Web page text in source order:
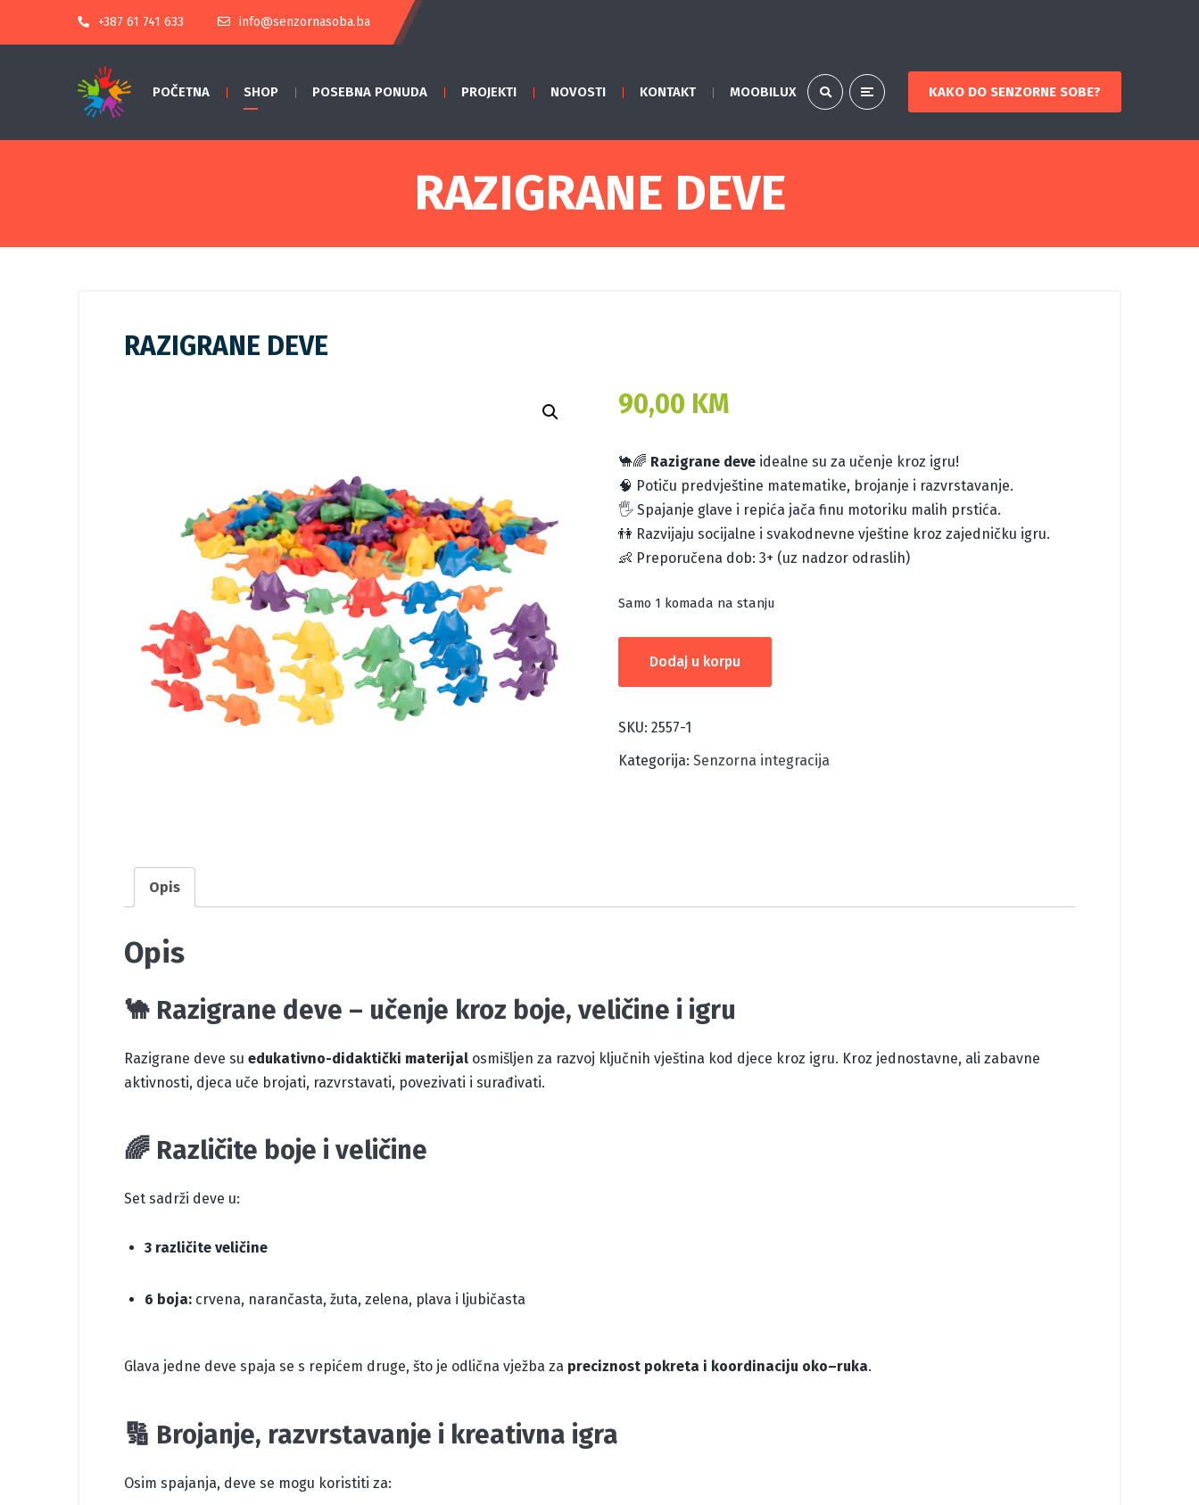
+387 61 741 633 info@senzornasoba.ba
KAKO DO SENZORNE SOBE?
POČETNA SHOP POSEBNA PONUDA PROJEKTI NOVOSTI KONTAKT MOOBILUX
RAZIGRANE DEVE
RAZIGRANE DEVE
90,00 KM
🐪🌈 Razigrane deve idealne su za učenje kroz igru!
🧠 Potiču predvještine matematike, brojanje i razvrstavanje.
🖐️ Spajanje glave i repića jača finu motoriku malih prstića.
👫 Razvijaju socijalne i svakodnevne vještine kroz zajedničku igru.
👶 Preporučena dob: 3+ (uz nadzor odraslih)
Samo 1 komada na stanju
DEVE
Dodaj u korpu
SKU:2557-1
Kategorija:Senzorna integracija
Opis
Opis
🐪 Razigrane deve – učenje kroz boje, veličine i igru
Razigrane deve su edukativno-didaktički materijal osmišljen za razvoj ključnih vještina kod djece kroz igru. Kroz jednostavne, ali zabavne
aktivnosti, djeca uče brojati, razvrstavati, povezivati i surađivati.
🌈 Različite boje i veličine
Set sadrži deve u:
3 različite veličine
6 boja: crvena, narančasta, žuta, zelena, plava i ljubičasta
Glava jedne deve spaja se s repićem druge, što je odlična vježba za preciznost pokreta i koordinaciju oko–ruka.
🔢 Brojanje, razvrstavanje i kreativna igra
Osim spajanja, deve se mogu koristiti za: